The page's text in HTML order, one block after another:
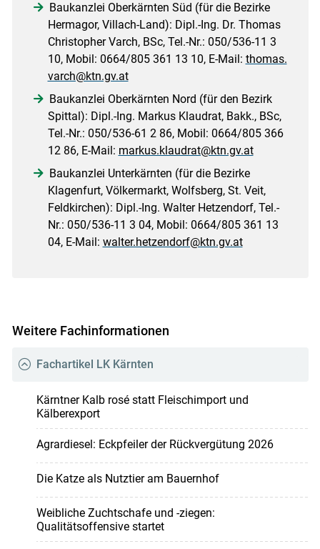
Baukanzlei Oberkärnten Süd (für die Bezirke
Hermagor, Villach-Land): Dipl.-Ing. Dr. Thomas
Christopher Varch, BSc, Tel.-Nr.: 050/536-11 3
10, Mobil: 0664/805 361 13 10, E-Mail: thomas.
varch@ktn.gv.at
Baukanzlei Oberkärnten Nord (für den Bezirk
Spittal): Dipl.-Ing. Markus Klaudrat, Bakk., BSc,
Tel.-Nr.: 050/536-61 2 86, Mobil: 0664/805 366
12 86, E-Mail: markus.klaudrat@ktn.gv.at
Baukanzlei Unterkärnten (für die Bezirke
Klagenfurt, Völkermarkt, Wolfsberg, St. Veit,
Feldkirchen): Dipl.-Ing. Walter Hetzendorf, Tel.-
Nr.: 050/536-11 3 04, Mobil: 0664/805 361 13
04, E-Mail: walter.hetzendorf@ktn.gv.at
Weitere Fachinformationen
Fachartikel LK Kärnten
Kärntner Kalb rosé statt Fleischimport und
Kälberexport
Agrardiesel: Eckpfeiler der Rückvergütung 2026
Die Katze als Nutztier am Bauernhof
Weibliche Zuchtschafe und -ziegen:
Qualitätsoffensive startet